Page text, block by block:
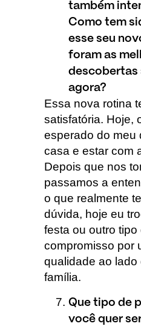
também
Como tem
esse seu
foram as
descobertas
agora?
Essa nova rotina
satisfatória. Hoje,
esperado do meu
casa e estar com
Depois que nos
passamos a
o que realmente
dúvida, hoje eu
festa ou outro tipo
compromisso por
qualidade ao lado
família.
Que tipo de
você quer